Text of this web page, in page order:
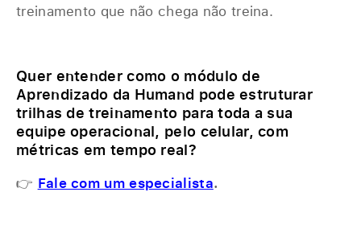
treinamento que não chega não treina.
Quer entender como o módulo de
Aprendizado da Humand pode estruturar
trilhas de treinamento para toda a sua
equipe operacional, pelo celular, com
métricas em tempo real?
👉 Fale com um especialista.